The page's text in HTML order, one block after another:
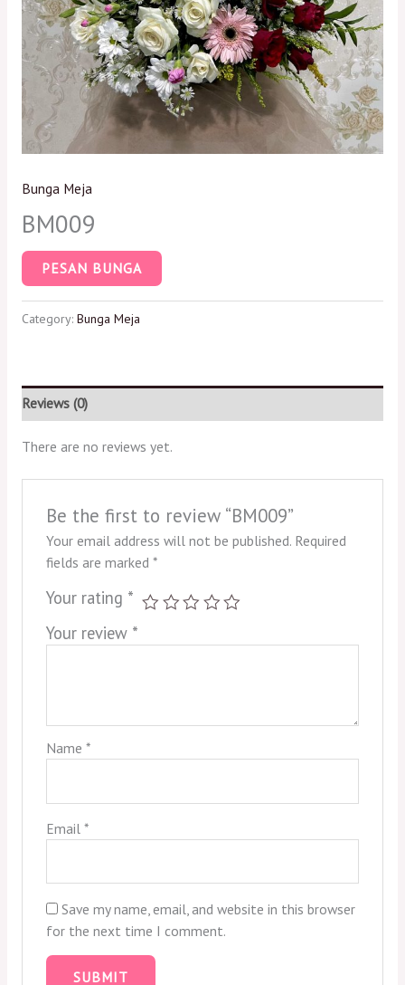
Bunga Meja
BM009
PESAN BUNGA
Category: Bunga Meja
Reviews (0)
There are no reviews yet.
Be the first to review “BM009”
Your email address will not be published. Required
fields are marked *
Your rating *
Your review *
Name *
Email *
Save my name, email, and website in this browser
for the next time I comment.